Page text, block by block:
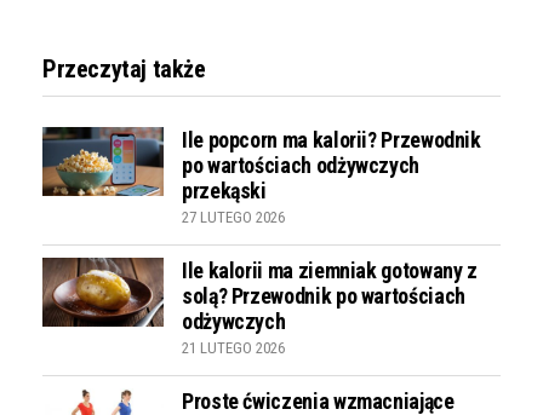
Przeczytaj także
Ile popcorn ma kalorii? Przewodnik
po wartościach odżywczych
przekąski
27 LUTEGO 2026
Ile kalorii ma ziemniak gotowany z
solą? Przewodnik po wartościach
odżywczych
21 LUTEGO 2026
Proste ćwiczenia wzmacniające